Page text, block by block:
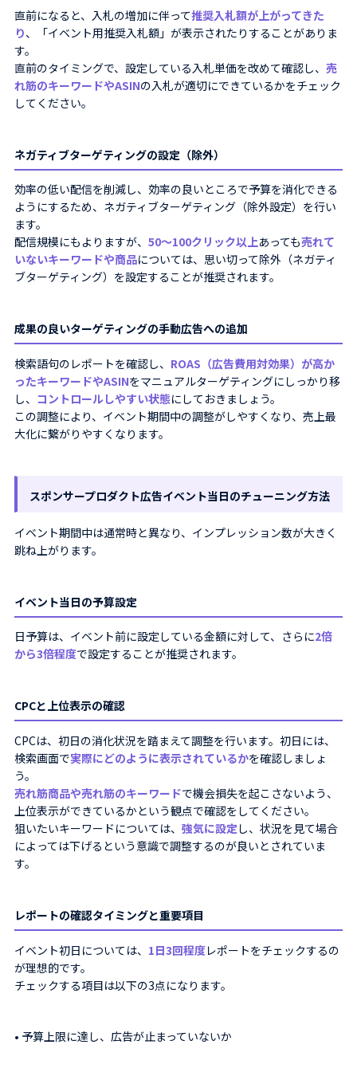
直前になると、入札の増加に伴って推奨入札額が上がってきた
り、「イベント用推奨入札額」が表示されたりすることがありま
す。
直前のタイミングで、設定している入札単価を改めて確認し、 売
れ筋のキーワードやASINの入札が適切にできているかをチェック
してください。
ネガティブターゲティングの設定（除外）
効率の低い配信を削減し、効率の良いところで予算を消化できる
ようにするため、ネガティブターゲティング（除外設定）を行い
ます。
配信規模にもよりますが、 50〜100クリック以上あっても売れて
いないキーワードや商品については、思い切って除外（ネガティ
ブターゲティング）を設定することが推奨されます。
成果の良いターゲティングの手動広告への追加
検索語句のレポートを確認し、 ROAS（広告費用対効果）が高か
ったキーワードやASINをマニュアルターゲティングにしっかり移
し、 コントロールしやすい状態にしておきましょう。
この調整により、イベント期間中の調整がしやすくなり、売上最
大化に繋がりやすくなります。
スポンサープロダクト広告イベント当日のチューニング方法
イベント期間中は通常時と異なり、インプレッション数が大きく
跳ね上がります。
イベント当日の予算設定
日予算は、イベント前に設定している金額に対して、さらに2倍
から3倍程度で設定することが推奨されます。
CPCと上位表示の確認
CPCは、初日の消化状況を踏まえて調整を行います。初日には、
検索画面で実際にどのように表示されているかを確認しましょ
う。
売れ筋商品や売れ筋のキーワードで機会損失を起こさないよう、
上位表示ができているかという観点で確認をしてください。
狙いたいキーワードについては、 強気に設定し、状況を見て場合
によっては下げるという意識で調整するのが良いとされていま
す。
レポートの確認タイミングと重要項目
イベント初日については、 1日3回程度レポートをチェックするの
が理想的です。
チェックする項目は以下の3点になります。
• 予算上限に達し、広告が止まっていないか